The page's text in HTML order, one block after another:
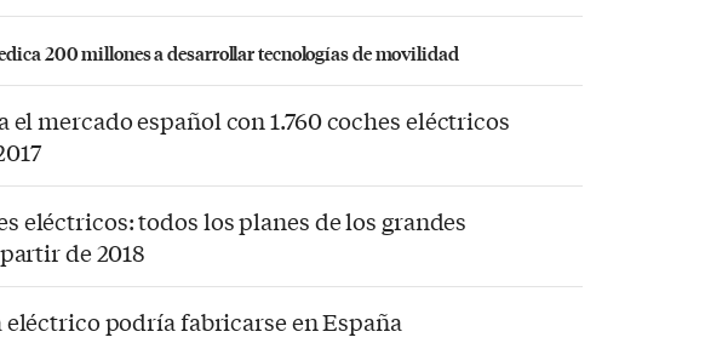
200 millones a desarrollar tecnologías de movilidad
el mercado español con 1.760 coches eléctricos
eléctricos: todos los planes de los grandes
de 2018
eléctrico podría fabricarse en España